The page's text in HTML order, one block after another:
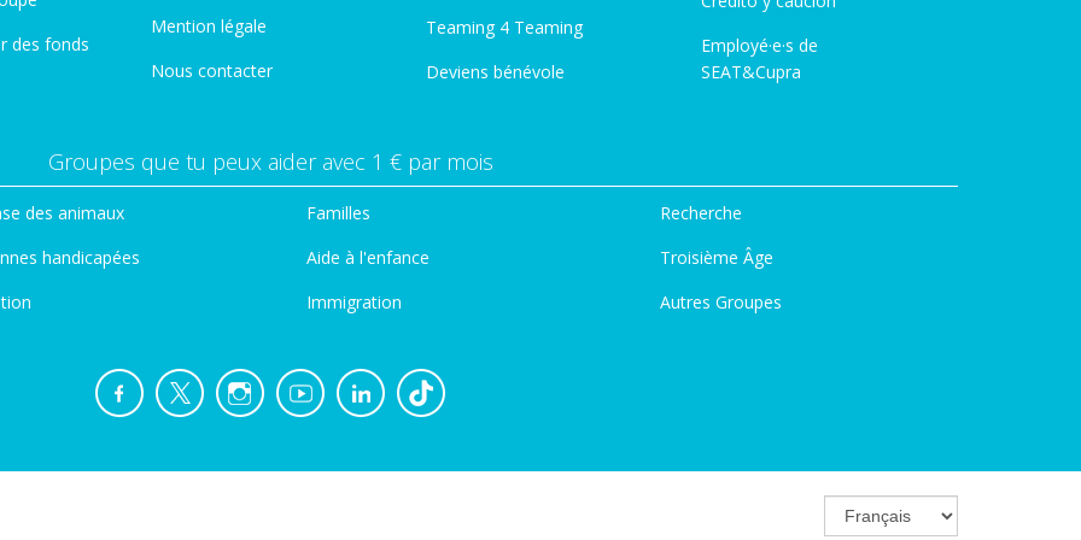
des fonds
Mention légale
Nous contacter
Teaming 4 Teaming
Deviens bénévole
Employé·e·s de
SEAT&Cupra
Groupes que tu peux aider avec 1 € par mois
des animaux
handicapées
Familles
Aide à l'enfance
Immigration
Recherche
Troisième Âge
Autres Groupes